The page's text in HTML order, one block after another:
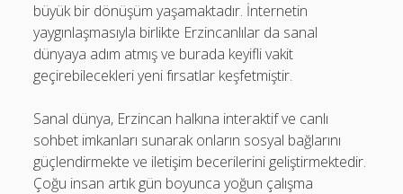
büyük bir dönüşüm yaşamaktadır. İnternetin
yaygınlaşmasıyla birlikte Erzincanlılar da sanal
dünyaya adım atmış ve burada keyifli vakit
geçirebilecekleri yeni fırsatlar keşfetmiştir.
Sanal dünya, Erzincan halkına interaktif ve canlı
sohbet imkanları sunarak onların sosyal bağlarını
güçlendirmekte ve iletişim becerilerini geliştirmektedir.
Çoğu insan artık gün boyunca yoğun çalışma